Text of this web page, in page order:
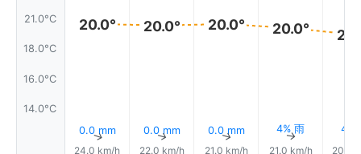
21.0°C
18.0°C
16.0°C
14.0°C
20.0°
0.0 mm
↑
24.0 km/h
20.0°
0.0 mm
↑
22.0 km/h
20.0°
0.0 mm
↑
21.0 km/h
20.0°
4% 雨
↑
21.0 km/h
4%
20.0